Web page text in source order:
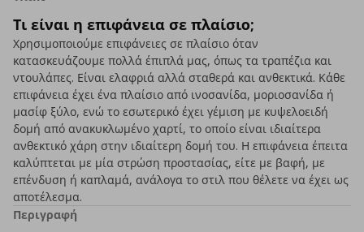
Τι είναι η επιφάνεια σε πλαίσιο;
Χρησιμοποιούμε επιφάνειες σε πλαίσιο όταν
κατασκευάζουμε πολλά έπιπλά μας, όπως τα τραπέζια και
ντουλάπες. Είναι ελαφριά αλλά σταθερά και ανθεκτικά. Κάθε
επιφάνεια έχει ένα πλαίσιο από ινοσανίδα, μοριοσανίδα ή
μασίφ ξύλο, ενώ το εσωτερικό έχει γέμιση με κυψελοειδή
δομή από ανακυκλωμένο χαρτί, το οποίο είναι ιδιαίτερα
ανθεκτικό χάρη στην ιδιαίτερη δομή του. Η επιφάνεια έπειτα
καλύπτεται με μία στρώση προστασίας, είτε με βαφή, με
επένδυση ή καπλαμά, ανάλογα το στιλ που θέλετε να έχει ως
αποτέλεσμα.
Περιγραφή